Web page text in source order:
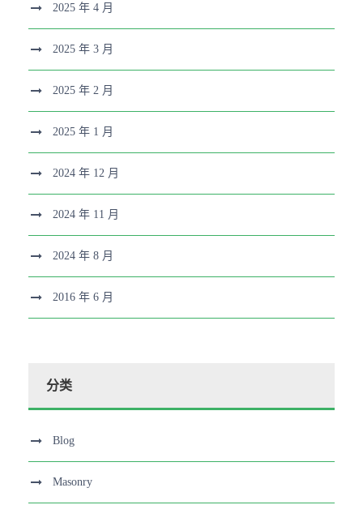
2025 年 4 月
2025 年 3 月
2025 年 2 月
2025 年 1 月
2024 年 12 月
2024 年 11 月
2024 年 8 月
2016 年 6 月
分类
Blog
Masonry